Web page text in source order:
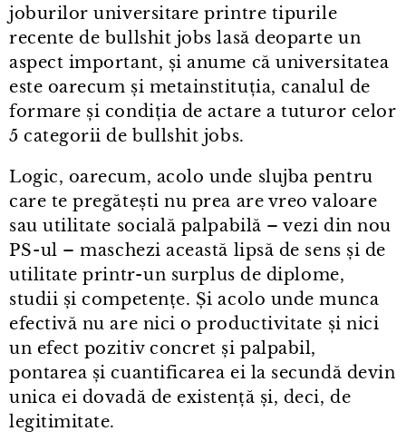
joburilor universitare printre tipurile
recente de bullshit jobs lasă deoparte un
aspect important, și anume că universitatea
este oarecum și metainstituția, canalul de
formare și condiția de actare a tuturor celor
5 categorii de bullshit jobs.
Logic, oarecum, acolo unde slujba pentru
care te pregătești nu prea are vreo valoare
sau utilitate socială palpabilă – vezi din nou
PS⁠-⁠ul – maschezi această lipsă de sens și de
utilitate printr⁠-⁠un surplus de diplome,
studii și competențe. Și acolo unde munca
efectivă nu are nici o productivitate și nici
un efect pozitiv concret și palpabil,
pontarea și cuantificarea ei la secundă devin
unica ei dovadă de existență și, deci, de
legitimitate.